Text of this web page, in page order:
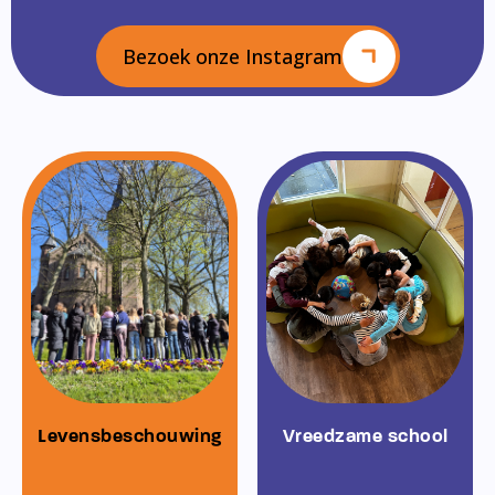
Bezoek onze Instagram
Levensbeschouwing Vreedzame school